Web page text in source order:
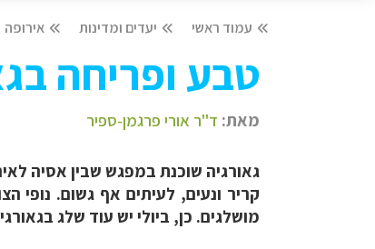
עמוד ראשי יעדים ומדינות אירופה
טבע ופריחה
מאת: ד"ר אורי פרגמן-ספיר
גאורגיה שוכנת במפגש שבין אסיה
קריר ונעים, לעיתים אף גשום. נופי
מושלגים. כן, ביולי יש עוד שלג